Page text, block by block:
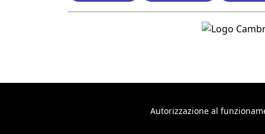
Autorizzazione al